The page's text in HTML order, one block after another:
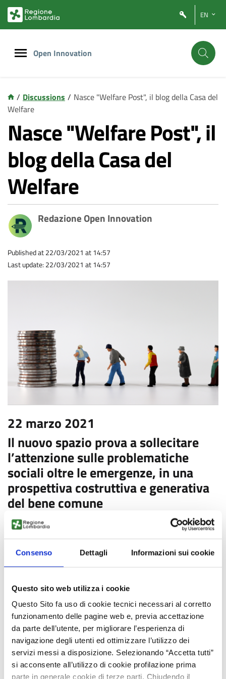
Consenso Dettagli Informazioni sui cookie
Questo sito web utilizza i cookie
Questo Sito fa uso di cookie tecnici necessari al corretto
funzionamento delle pagine web e, previa accettazione
da parte dell’utente, per migliorare l’esperienza di
navigazione degli utenti ed ottimizzare l’utilizzo dei
servizi messi a disposizione. Selezionando “Accetta tutti”
si acconsente all’utilizzo di cookie profilazione prima
parte in generale cookie di terze parti. Chiudendo il
contenuto
footer
EN
Open Innovation
/ Discussions / Nasce "Welfare Post", il blog della Casa del
Welfare
Nasce "Welfare Post", il
blog della Casa del
Welfare
Redazione Open Innovation
Published at 22/03/2021 at 14:57
Last update: 22/03/2021 at 14:57
22 marzo 2021
Il nuovo spazio prova a sollecitare
l’attenzione sulle problematiche
sociali oltre le emergenze, in una
prospettiva costruttiva e generativa
del bene comune
"Welfare Post" è un nuovo spazio on-line per la ricerca e le
politiche sociali che ospiterà professionalità, saperi e punti di
vista diversi, realizzato dall'Istituto di ricerche sulla
popolazione e le politiche sociali (Cnr-Irpps).
Uno nuovo strumento per sollecitare la riflessione e il
amplificare i discorsi sul welfare e richiamare l’attenzione di
chi ha la responsabilità delle scelte politiche e di chi ne ha
titolarità attuativa a livello dirigenziale e operativo, nel
pubblico e nel privato.
FONTE:https://www.cnr.it/it/news/10045/nasce-welfare-